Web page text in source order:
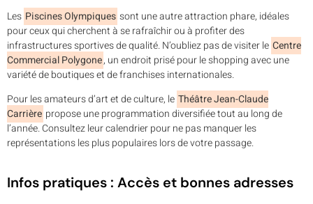
Les Piscines Olympiques sont une autre attraction phare, idéales
pour ceux qui cherchent à se rafraîchir ou à profiter des
infrastructures sportives de qualité. N’oubliez pas de visiter le Centre
Commercial Polygone, un endroit prisé pour le shopping avec une
variété de boutiques et de franchises internationales.
Pour les amateurs d’art et de culture, le Théâtre Jean-Claude
Carrière propose une programmation diversifiée tout au long de
l’année. Consultez leur calendrier pour ne pas manquer les
représentations les plus populaires lors de votre passage.
Infos pratiques : Accès et bonnes adresses